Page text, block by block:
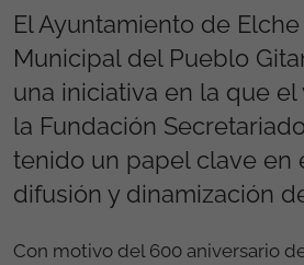
El Ayuntamiento de
Municipal del Pueblo
una iniciativa en la que
la Fundación
tenido un papel clave en
difusión y dinamización
Con motivo del 600 aniversario